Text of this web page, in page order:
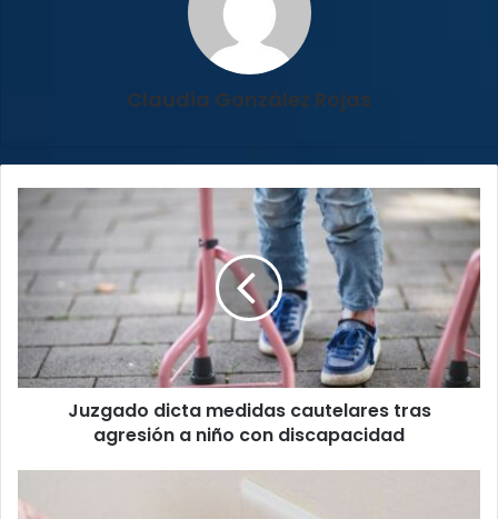
Claudia González Rojas
Juzgado
dicta
medidas
cautelares
tras
agresión
niño
con
discapacidadJuzgado dicta medidas cautelares tras
agresión a niño con discapacidad
de